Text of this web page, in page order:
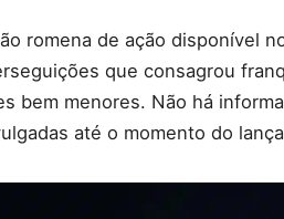
romena de ação disponível
que consagrou
bem menores. Não há
até o momento do